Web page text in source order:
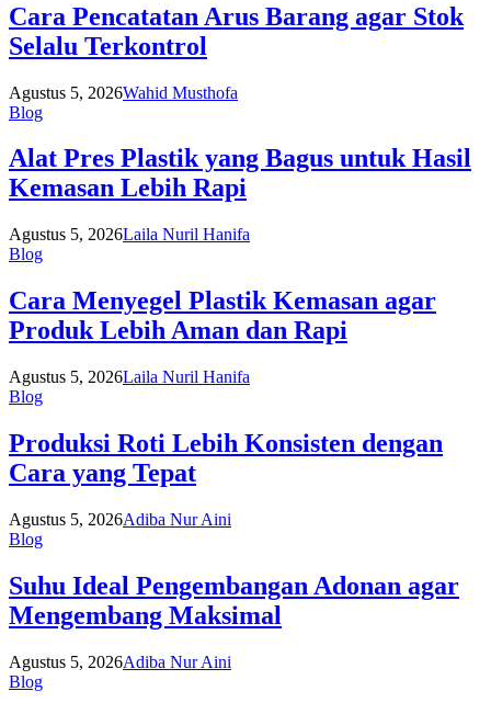
Cara Pencatatan Arus Barang agar Stok
Selalu Terkontrol
Agustus 5, 2026Wahid Musthofa
Blog
Alat Pres Plastik yang Bagus untuk Hasil
Kemasan Lebih Rapi
Agustus 5, 2026Laila Nuril Hanifa
Blog
Cara Menyegel Plastik Kemasan agar
Produk Lebih Aman dan Rapi
Agustus 5, 2026Laila Nuril Hanifa
Blog
Produksi Roti Lebih Konsisten dengan
Cara yang Tepat
Agustus 5, 2026Adiba Nur Aini
Blog
Suhu Ideal Pengembangan Adonan agar
Mengembang Maksimal
Agustus 5, 2026Adiba Nur Aini
Blog